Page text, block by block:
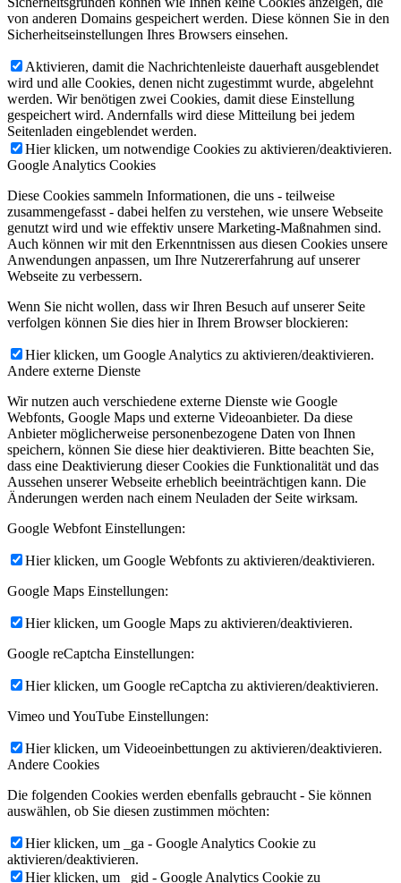
von anderen Domains gespeichert werden. Diese können Sie in den
Sicherheitseinstellungen Ihres Browsers einsehen.
Aktivieren, damit die Nachrichtenleiste dauerhaft ausgeblendet
wird und alle Cookies, denen nicht zugestimmt wurde, abgelehnt
werden. Wir benötigen zwei Cookies, damit diese Einstellung
gespeichert wird. Andernfalls wird diese Mitteilung bei jedem
Seitenladen eingeblendet werden.
Hier klicken, um notwendige Cookies zu aktivieren/deaktivieren.
Google Analytics Cookies
Diese Cookies sammeln Informationen, die uns - teilweise
zusammengefasst - dabei helfen zu verstehen, wie unsere Webseite
genutzt wird und wie effektiv unsere Marketing-Maßnahmen sind.
Auch können wir mit den Erkenntnissen aus diesen Cookies unsere
Anwendungen anpassen, um Ihre Nutzererfahrung auf unserer
Webseite zu verbessern.
Wenn Sie nicht wollen, dass wir Ihren Besuch auf unserer Seite
verfolgen können Sie dies hier in Ihrem Browser blockieren:
Hier klicken, um Google Analytics zu aktivieren/deaktivieren.
Andere externe Dienste
Wir nutzen auch verschiedene externe Dienste wie Google
Webfonts, Google Maps und externe Videoanbieter. Da diese
Anbieter möglicherweise personenbezogene Daten von Ihnen
speichern, können Sie diese hier deaktivieren. Bitte beachten Sie,
dass eine Deaktivierung dieser Cookies die Funktionalität und das
Aussehen unserer Webseite erheblich beeinträchtigen kann. Die
Änderungen werden nach einem Neuladen der Seite wirksam.
Google Webfont Einstellungen:
Hier klicken, um Google Webfonts zu aktivieren/deaktivieren.
Google Maps Einstellungen:
Hier klicken, um Google Maps zu aktivieren/deaktivieren.
Google reCaptcha Einstellungen:
Hier klicken, um Google reCaptcha zu aktivieren/deaktivieren.
Vimeo und YouTube Einstellungen:
Hier klicken, um Videoeinbettungen zu aktivieren/deaktivieren.
Andere Cookies
Die folgenden Cookies werden ebenfalls gebraucht - Sie können
auswählen, ob Sie diesen zustimmen möchten:
Hier klicken, um _ga - Google Analytics Cookie zu
aktivieren/deaktivieren.
Hier klicken, um _gid - Google Analytics Cookie zu